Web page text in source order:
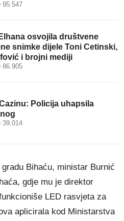
osvojila društvene
snimke dijele Toni Cetinski,
i brojni mediji
Policija uhapsila
Bihaću, ministar Burnić
gdje mu je direktor
LED rasvjeta za
aplicirala kod Ministarstva